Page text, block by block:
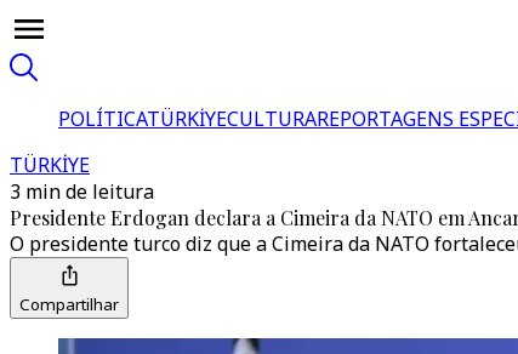
POLÍTICATÜRKİYECULTURAREPORTAGENS
TÜRKİYE
3 min de leitura
Presidente Erdogan declara a Cimeira da NATO em
O presidente turco diz que a Cimeira da NATO
Compartilhar